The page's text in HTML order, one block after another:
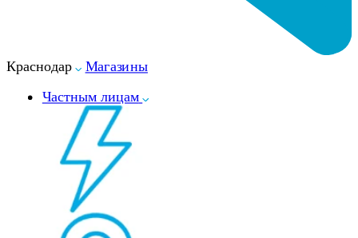
Краснодар
Магазины
Частным лицам